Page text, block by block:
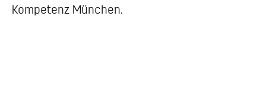
Kompetenz München.